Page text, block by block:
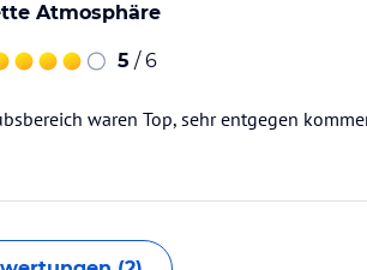
Atmosphäre
5 / 6
waren Top, sehr entgegen